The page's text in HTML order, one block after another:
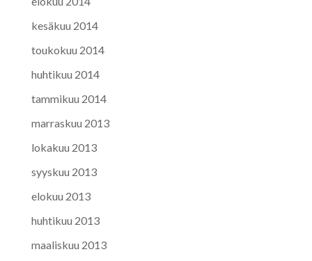
kesäkuu 2014
toukokuu 2014
huhtikuu 2014
tammikuu 2014
marraskuu 2013
lokakuu 2013
syyskuu 2013
elokuu 2013
huhtikuu 2013
maaliskuu 2013